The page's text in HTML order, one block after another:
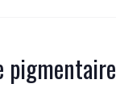
pigmentaire